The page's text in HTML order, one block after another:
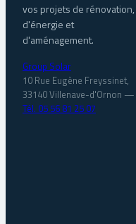
vos projets de rénovation,
d'énergie et
d'aménagement.
Group Solar
10 Rue Eugène Freyssinet,
33140 Villenave-d'Ornon —
Tél. 05 56 81 25 07